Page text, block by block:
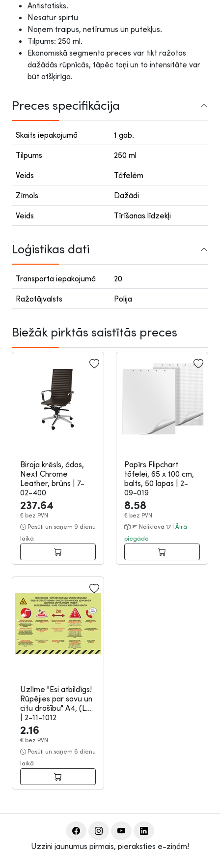
Antistatisks.
Nesatur spirtu
Noņem traipus, netīrumus un putekļus.
Tilpums: 250 ml.
Ekonomiskā segmenta preces var tikt ražotas
dažādās rūpnīcās, tāpēc toņi un to intensitāte var
būt atšķirīga.
Preces specifikācija
Skaits iepakojumā 1 gab.
Tilpums 250 ml
Veids Tāfelēm
Zīmols Dažādi
Veids Tīrīšanas līdzekļi
Loģistikas dati
Transporta iepakojumā 20
Ražotājvalsts Polija
Biežāk pirktās saistītās preces
Biroja krēsls, ādas,
Next Chrome
Leather, brūns
7-
02-400
237.64
€ bez PVN
Pasūti un saņem 9 dienu
laikā
Papīrs Flipchart
tāfelei, 65 x 100 cm,
balts, 50 lapas
2-
09-019
8.58
€ bez PVN
Noliktavā 17 | Ātrā
piegāde
Uzlīme "Esi atbildīgs!
Rūpējies par savu un
citu drošību" A4, (L...
2-11-1012
2.16
€ bez PVN
Pasūti un saņem 6 dienu
laikā
Uzzini jaunumus pirmais, pieraksties e-ziņām!